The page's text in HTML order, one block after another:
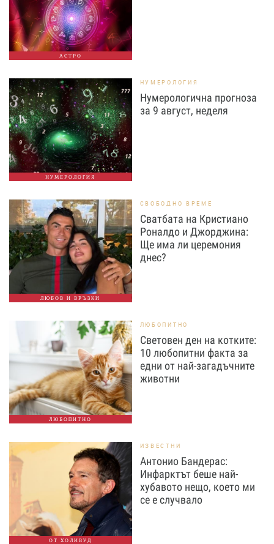
АСТРО
НУМЕРОЛОГИЯ
НУМЕРОЛОГИЯ
Нумерологична прогноза
за 9 август, неделя
ЛЮБОВ И ВРЪЗКИ
СВОБОДНО ВРЕМЕ
Сватбата на Кристиано
Роналдо и Джорджина:
Ще има ли церемония
днес?
ЛЮБОПИТНО
ЛЮБОПИТНО
Световен ден на котките:
10 любопитни факта за
едни от най-загадъчните
животни
ОТ ХОЛИВУД
ИЗВЕСТНИ
Антонио Бандерас:
Инфарктът беше най-
хубавото нещо, което ми
се е случвало